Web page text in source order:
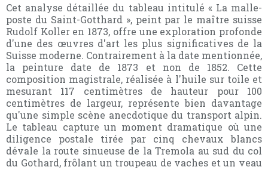
Cet analyse détaillée du tableau intitulé « La malle-
poste du Saint-Gotthard », peint par le maître suisse
Rudolf Koller en 1873, offre une exploration profonde
d'une des œuvres d'art les plus significatives de la
Suisse moderne. Contrairement à la date mentionnée,
la peinture date de 1873 et non de 1852. Cette
composition magistrale, réalisée à l'huile sur toile et
mesurant 117 centimètres de hauteur pour 100
centimètres de largeur, représente bien davantage
qu'une simple scène anecdotique du transport alpin.
Le tableau capture un moment dramatique où une
diligence postale tirée par cinq chevaux blancs
dévale la route sinueuse de la Tremola au sud du col
du Gothard, frôlant un troupeau de vaches et un veau